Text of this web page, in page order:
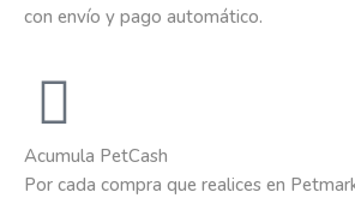
con envío y pago automático.
Acumula PetCash
Por cada compra que realices en